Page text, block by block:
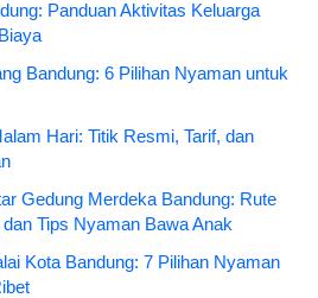
Panduan Aktivitas Keluarga
Bandung: 6 Pilihan Nyaman untuk
Hari: Titik Resmi, Tarif, dan
Gedung Merdeka Bandung: Rute
Tips Nyaman Bawa Anak
Kota Bandung: 7 Pilihan Nyaman